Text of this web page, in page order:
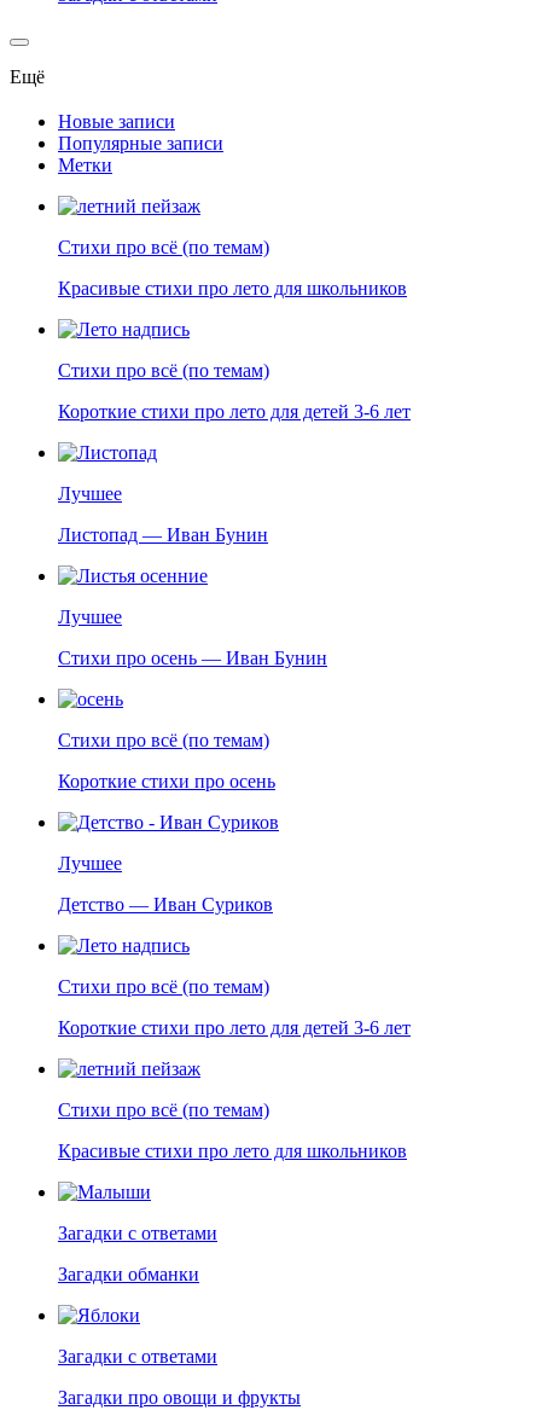
Ещё
Новые записи
Популярные записи
Метки
Стихи про всё (по темам)
Красивые стихи про лето для школьников
Стихи про всё (по темам)
Короткие стихи про лето для детей 3-6 лет
Лучшее
Листопад — Иван Бунин
Лучшее
Стихи про осень — Иван Бунин
Стихи про всё (по темам)
Короткие стихи про осень
Лучшее
Детство — Иван Суриков
Стихи про всё (по темам)
Короткие стихи про лето для детей 3-6 лет
Стихи про всё (по темам)
Красивые стихи про лето для школьников
Загадки с ответами
Загадки обманки
Загадки с ответами
Загадки про овощи и фрукты